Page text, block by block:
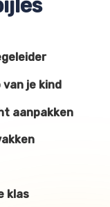
je kind
aanpakken
klas